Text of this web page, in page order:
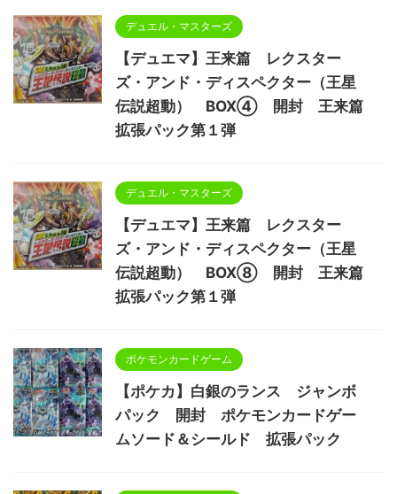
デュエル・マスターズ
【デュエマ】王来篇 レクスター
ズ・アンド・ディスペクター（王星
伝説超動） BOX④ 開封 王来篇
拡張パック第１弾
デュエル・マスターズ
【デュエマ】王来篇 レクスター
ズ・アンド・ディスペクター（王星
伝説超動） BOX⑧ 開封 王来篇
拡張パック第１弾
ポケモンカードゲーム
【ポケカ】白銀のランス ジャンボ
パック 開封 ポケモンカードゲー
ムソード＆シールド 拡張パック